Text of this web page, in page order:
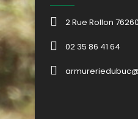
2 Rue Rollon
02 35 86 41 64